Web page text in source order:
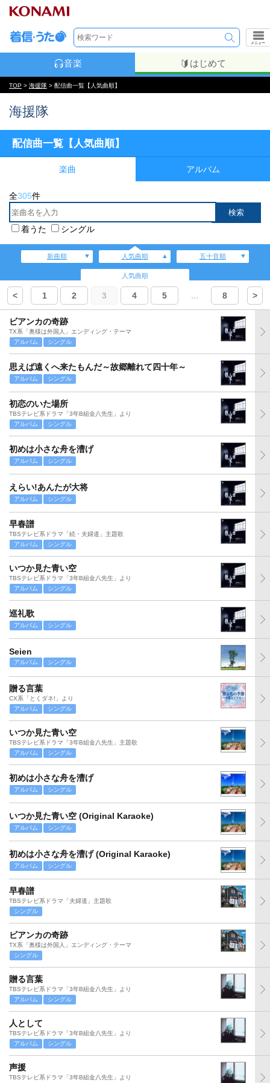
メニュー
音楽 はじめて
TOP > 海援隊 > 配信曲一覧【人気曲順】
海援隊
配信曲一覧【人気曲順】
楽曲 アルバム
全305件
着うた シングル
新曲順 人気曲順 五十音順
人気曲順
< 1 2 3 4 5 ... 8 >
ビアンカの奇跡
TX系「奥様は外国人」エンディング・テーマ
アルバム
シングル
思えば遠くへ来たもんだ～故郷離れて四十年～
アルバム シングル
初恋のいた場所
TBSテレビ系ドラマ「3年B組金八先生」より
アルバム
シングル
初めは小さな舟を漕げ
アルバム シングル
えらい!あんたが大将
アルバム シングル
早春譜
TBSテレビ系ドラマ「続・夫婦道」主題歌
アルバム
シングル
いつか見た青い空
TBSテレビ系ドラマ「3年B組金八先生」より
アルバム
シングル
巡礼歌
アルバム シングル
Seien
アルバム シングル
贈る言葉
CX系「とくダネ!」より
アルバム
シングル
いつか見た青い空
TBSテレビ系ドラマ「3年B組金八先生」主題歌
アルバム
シングル
初めは小さな舟を漕げ
アルバム シングル
いつか見た青い空 (Original Karaoke)
アルバム シングル
初めは小さな舟を漕げ (Original Karaoke)
アルバム シングル
早春譜
TBSテレビ系ドラマ「夫婦道」主題歌
シングル
ビアンカの奇跡
TX系「奥様は外国人」エンディング・テーマ
シングル
贈る言葉
TBSテレビ系ドラマ「3年B組金八先生」より
アルバム
シングル
人として
TBSテレビ系ドラマ「3年B組金八先生」より
アルバム
シングル
声援
TBSテレビ系ドラマ「3年B組金八先生」より